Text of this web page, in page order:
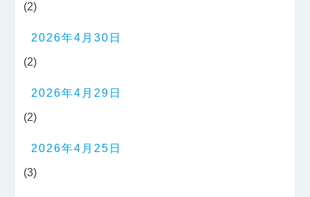
(2)
2026年4月30日
(2)
2026年4月29日
(2)
2026年4月25日
(3)